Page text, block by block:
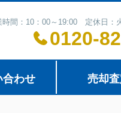
時間：10：00～19:00 定休日：
0120-
合わせ 売却